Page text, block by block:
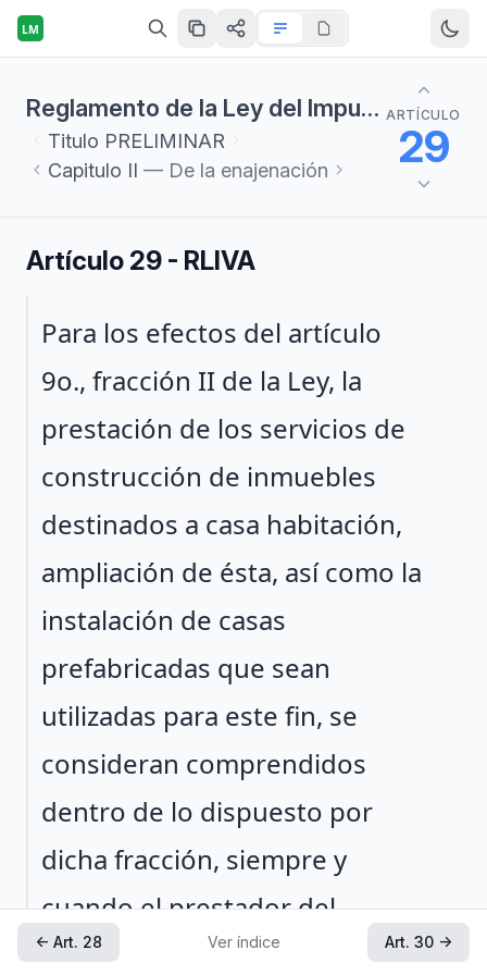
LM
Reglamento de la Ley del Impuesto al Valor Agregado
Titulo PRELIMINAR
Capitulo II — De la enajenación
ARTÍCULO
29
Artículo 29 - RLIVA
Párrafo 1
Para los efectos del artículo
9o., fracción II de la Ley, la
prestación de los servicios de
construcción de inmuebles
destinados a casa habitación,
ampliación de ésta, así como la
instalación de casas
prefabricadas que sean
utilizadas para este fin, se
consideran comprendidos
dentro de lo dispuesto por
dicha fracción, siempre y
cuando el prestador del
servicio proporcione la mano
← Art. 28 Ver índice Art. 30 →